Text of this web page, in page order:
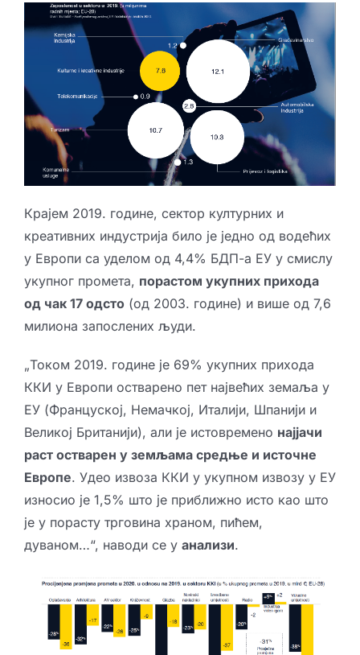
Крајем 2019. године, сектор културних и
креативних индустрија било је једно од водећих
у Европи са уделом од 4,4% БДП-а ЕУ у смислу
укупног промета, порастом укупних прихода
од чак 17 одсто(од 2003. године) и више од 7,6
милиона запослених људи.
„Током 2019. године је 69% укупних прихода
ККИ у Европи остварено пет највећих земаља у
ЕУ (Француској, Немачкој, Италији, Шпанији и
Великој Британији), али је истовремено најјачи
раст остварен у земљама средње и источне
Европе. Удео извоза ККИ у укупном извозу у ЕУ
износио је 1,5% што је приближно исто као што
је у порасту трговина храном, пићем,
дуваном…“, наводи се у анализи.